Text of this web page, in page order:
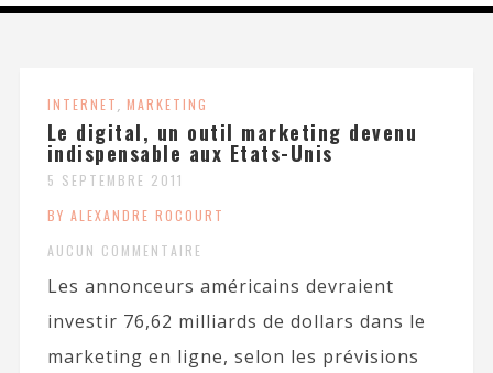
INTERNET, MARKETING
Le digital, un outil marketing devenu
indispensable aux Etats-Unis
5 SEPTEMBRE 2011
BY ALEXANDRE ROCOURT
AUCUN COMMENTAIRE
Les annonceurs américains devraient
investir 76,62 milliards de dollars dans le
marketing en ligne, selon les prévisions